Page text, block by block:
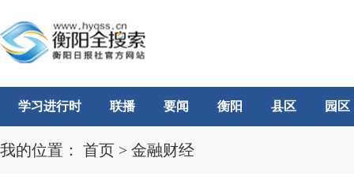
学习进行时 联播 要闻 衡阳 县区 园区
我的位置： 首页 > 金融财经